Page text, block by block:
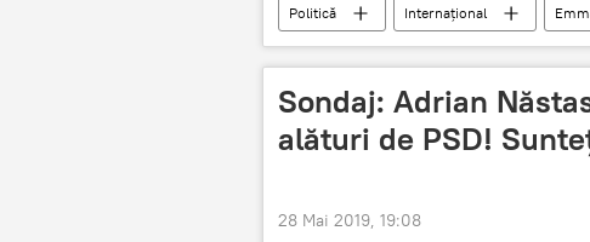
Politică Internaţional
Sondaj: Adrian
alături de PSD!
28 Mai 2019, 19:08